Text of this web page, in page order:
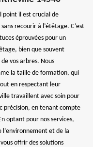
point il est crucial de
recourir à l’étêtage. C’est
éprouvées pour un
bien que souvent
vos arbres. Nous
la taille de formation, qui
en respectant leur
travaillent avec soin pour
précision, en tenant compte
optant pour nos services,
l’environnement et de la
offrir des solutions